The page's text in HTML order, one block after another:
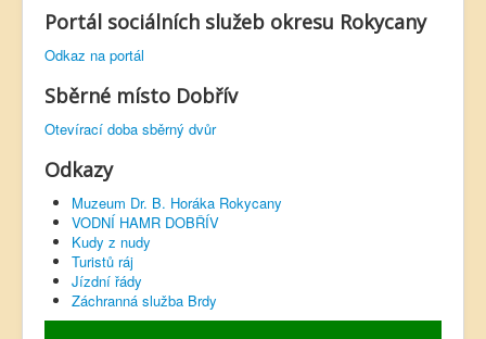
Portál sociálních služeb okresu Rokycany
Odkaz na portál
Sběrné místo Dobřív
Otevírací doba sběrný dvůr
Odkazy
Muzeum Dr. B. Horáka Rokycany
VODNÍ HAMR DOBŘÍV
Kudy z nudy
Turistů ráj
Jízdní řády
Záchranná služba Brdy